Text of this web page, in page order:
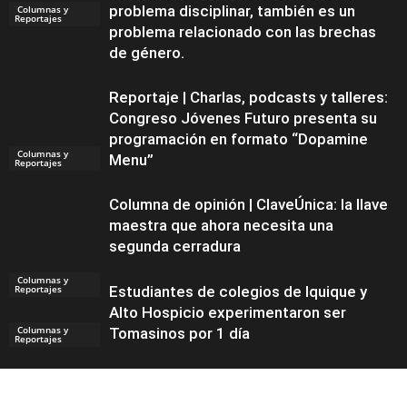
Columnas y
Reportajes
Columnas y
Reportajes
problema disciplinar, también es un
problema relacionado con las brechas
de género.
Columnas y
Reportajes
Reportaje | Charlas, podcasts y talleres:
Congreso Jóvenes Futuro presenta su
programación en formato “Dopamine
Menu”
Columnas y
Reportajes
Columna de opinión | ClaveÚnica: la llave
maestra que ahora necesita una
segunda cerradura
Estudiantes de colegios de Iquique y
Alto Hospicio experimentaron ser
Tomasinos por 1 día